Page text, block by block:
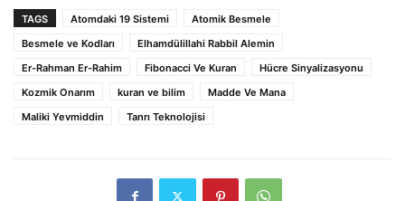
TAGS Atomdaki 19 Sistemi
Atomik Besmele
Besmele ve Kodları
Elhamdülillahi Rabbil Alemin
Er-Rahman Er-Rahim
Fibonacci Ve Kuran
Hücre Sinyalizasyonu
Kozmik Onarım
kuran ve bilim
Madde Ve Mana
Maliki Yevmiddin
Tanrı Teknolojisi